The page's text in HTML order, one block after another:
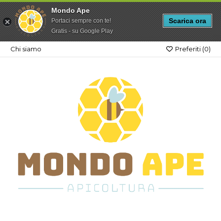
Mondo Ape
Portaci sempre con te!
Gratis - su Google Play
Scarica ora
Chi siamo Preferiti (0)